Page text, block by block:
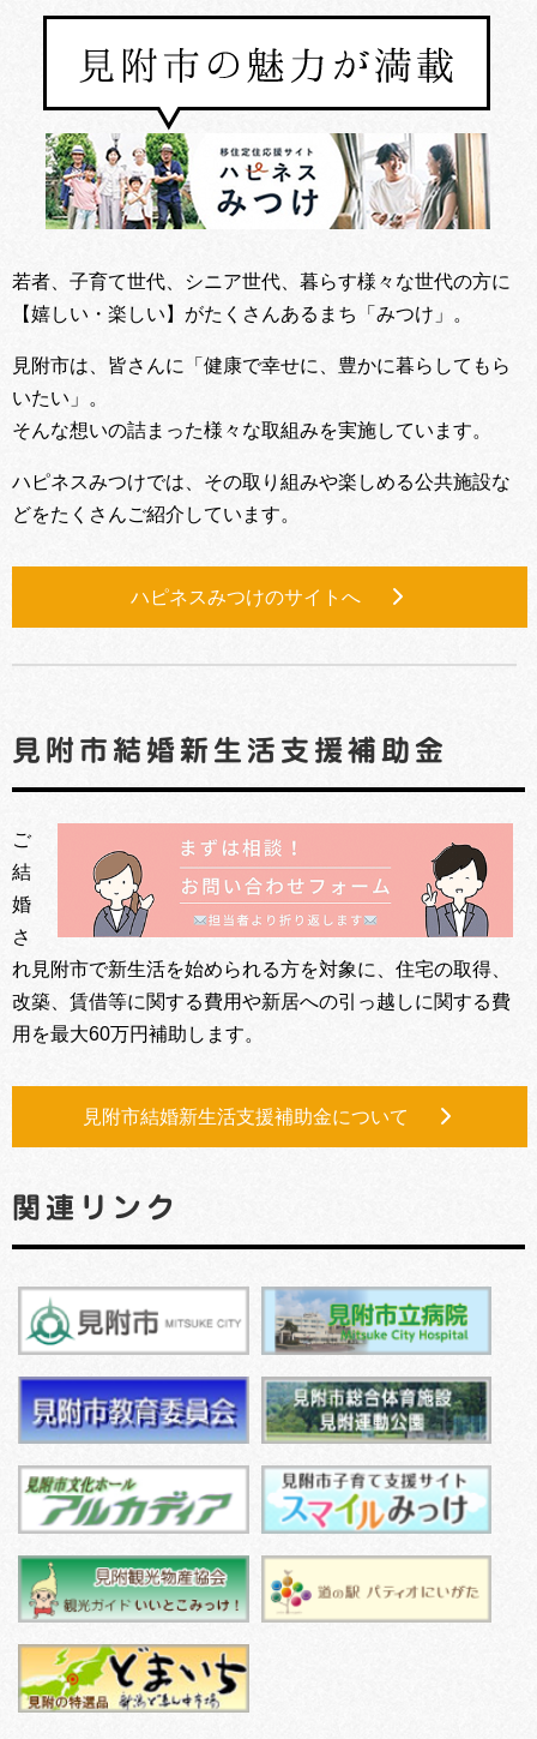
若者、子育て世代、シニア世代、暮らす様々な世代の方に
【嬉しい・楽しい】がたくさんあるまち「みつけ」。
見附市は、皆さんに「健康で幸せに、豊かに暮らしてもら
いたい」。
そんな想いの詰まった様々な取組みを実施しています。
ハピネスみつけでは、その取り組みや楽しめる公共施設な
どをたくさんご紹介しています。
ハピネスみつけのサイトへ
見附市結婚新生活支援補助金
ご
結
婚
さ
れ見附市で新生活を始められる方を対象に、住宅の取得、
改築、賃借等に関する費用や新居への引っ越しに関する費
用を最大60万円補助します。
見附市結婚新生活支援補助金について
関連リンク